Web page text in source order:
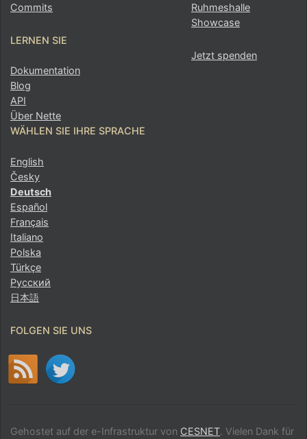
Commits
LERNEN SIE
Dokumentation
Blog
API
Über Nette
Ruhmeshalle
Showcase
Jetzt spenden
WÄHLEN SIE IHRE SPRACHE
English
Česky
Deutsch
Español
Français
Italiano
Polska
Türkçe
Русский
日本語
FOLGEN SIE UNS
Gehostet auf der e-Infrastruktur von CESNET. Vielen Dank für